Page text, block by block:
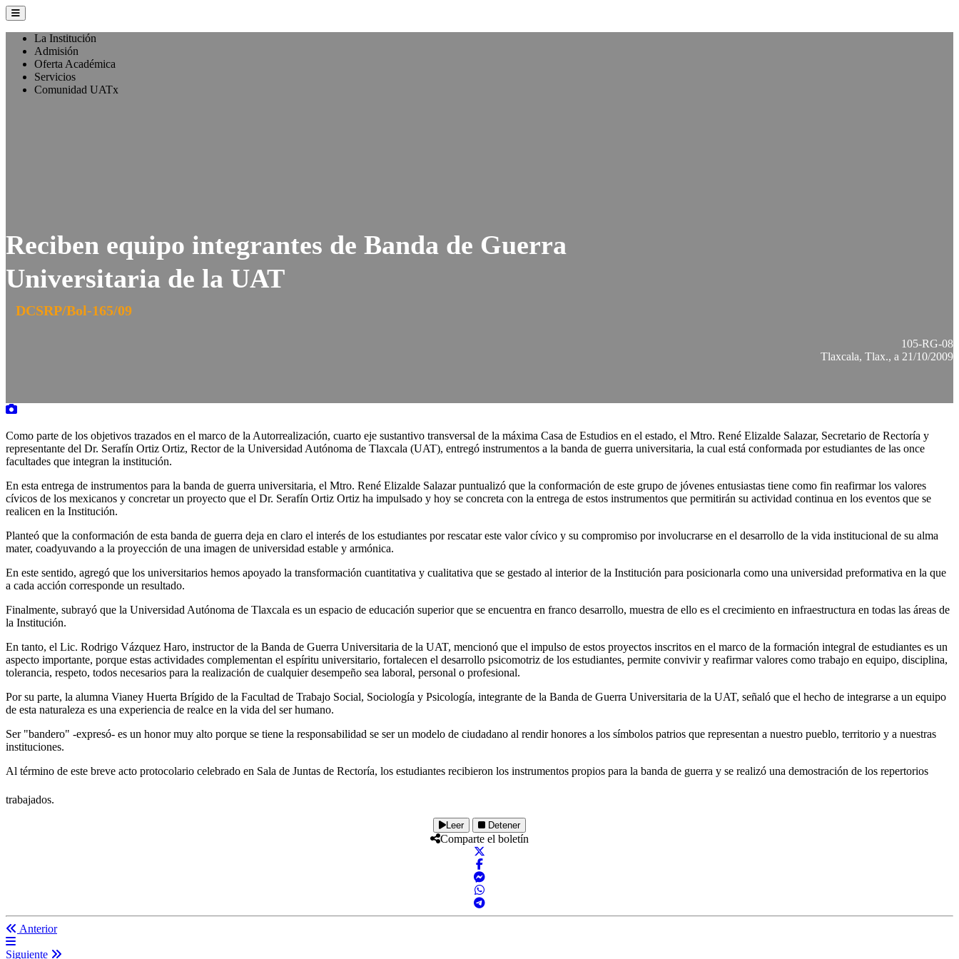
La Institución
Admisión
Oferta Académica
Servicios
Comunidad UATx
Reciben equipo integrantes de Banda de Guerra
Universitaria de la UAT
DCSRP/Bol-165/09
105-RG-08
Tlaxcala, Tlax., a 21/10/2009
Como parte de los objetivos trazados en el marco de la Autorrealización, cuarto eje sustantivo transversal de la máxima Casa de Estudios en el estado, el Mtro. René Elizalde Salazar, Secretario de Rectoría y
representante del Dr. Serafín Ortiz Ortiz, Rector de la Universidad Autónoma de Tlaxcala (UAT), entregó instrumentos a la banda de guerra universitaria, la cual está conformada por estudiantes de las once
facultades que integran la institución.
En esta entrega de instrumentos para la banda de guerra universitaria, el Mtro. René Elizalde Salazar puntualizó que la conformación de este grupo de jóvenes entusiastas tiene como fin reafirmar los valores
cívicos de los mexicanos y concretar un proyecto que el Dr. Serafín Ortiz Ortiz ha impulsado y hoy se concreta con la entrega de estos instrumentos que permitirán su actividad continua en los eventos que se
realicen en la Institución.
Planteó que la conformación de esta banda de guerra deja en claro el interés de los estudiantes por rescatar este valor cívico y su compromiso por involucrarse en el desarrollo de la vida institucional de su alma
mater, coadyuvando a la proyección de una imagen de universidad estable y armónica.
En este sentido, agregó que los universitarios hemos apoyado la transformación cuantitativa y cualitativa que se gestado al interior de la Institución para posicionarla como una universidad preformativa en la que
a cada acción corresponde un resultado.
Finalmente, subrayó que la Universidad Autónoma de Tlaxcala es un espacio de educación superior que se encuentra en franco desarrollo, muestra de ello es el crecimiento en infraestructura en todas las áreas de
la Institución.
En tanto, el Lic. Rodrigo Vázquez Haro, instructor de la Banda de Guerra Universitaria de la UAT, mencionó que el impulso de estos proyectos inscritos en el marco de la formación integral de estudiantes es un
aspecto importante, porque estas actividades complementan el espíritu universitario, fortalecen el desarrollo psicomotriz de los estudiantes, permite convivir y reafirmar valores como trabajo en equipo, disciplina,
tolerancia, respeto, todos necesarios para la realización de cualquier desempeño sea laboral, personal o profesional.
Por su parte, la alumna Vianey Huerta Brígido de la Facultad de Trabajo Social, Sociología y Psicología, integrante de la Banda de Guerra Universitaria de la UAT, señaló que el hecho de integrarse a un equipo
de esta naturaleza es una experiencia de realce en la vida del ser humano.
Ser "bandero" -expresó- es un honor muy alto porque se tiene la responsabilidad se ser un modelo de ciudadano al rendir honores a los símbolos patrios que representan a nuestro pueblo, territorio y a nuestras
instituciones.
Al término de este breve acto protocolario celebrado en Sala de Juntas de Rectoría, los estudiantes recibieron los instrumentos propios para la banda de guerra y se realizó una demostración de los repertorios
trabajados.
Leer Detener
Comparte el boletín
Anterior
Siguiente